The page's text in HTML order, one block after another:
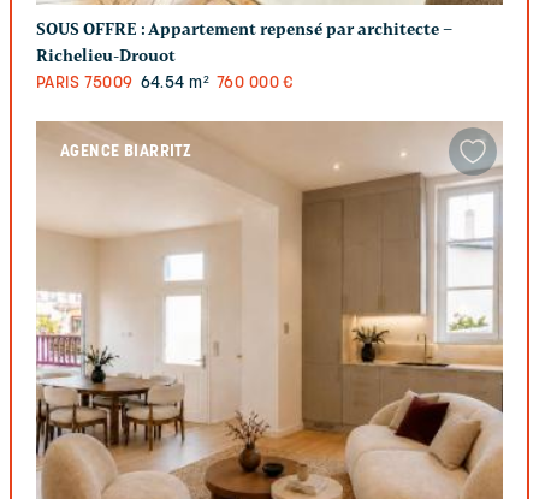
SOUS OFFRE :Appartement repensé par architecte –
Richelieu-Drouot
PARIS 75009 64.54 m² 760 000 €
AGENCE BIARRITZ